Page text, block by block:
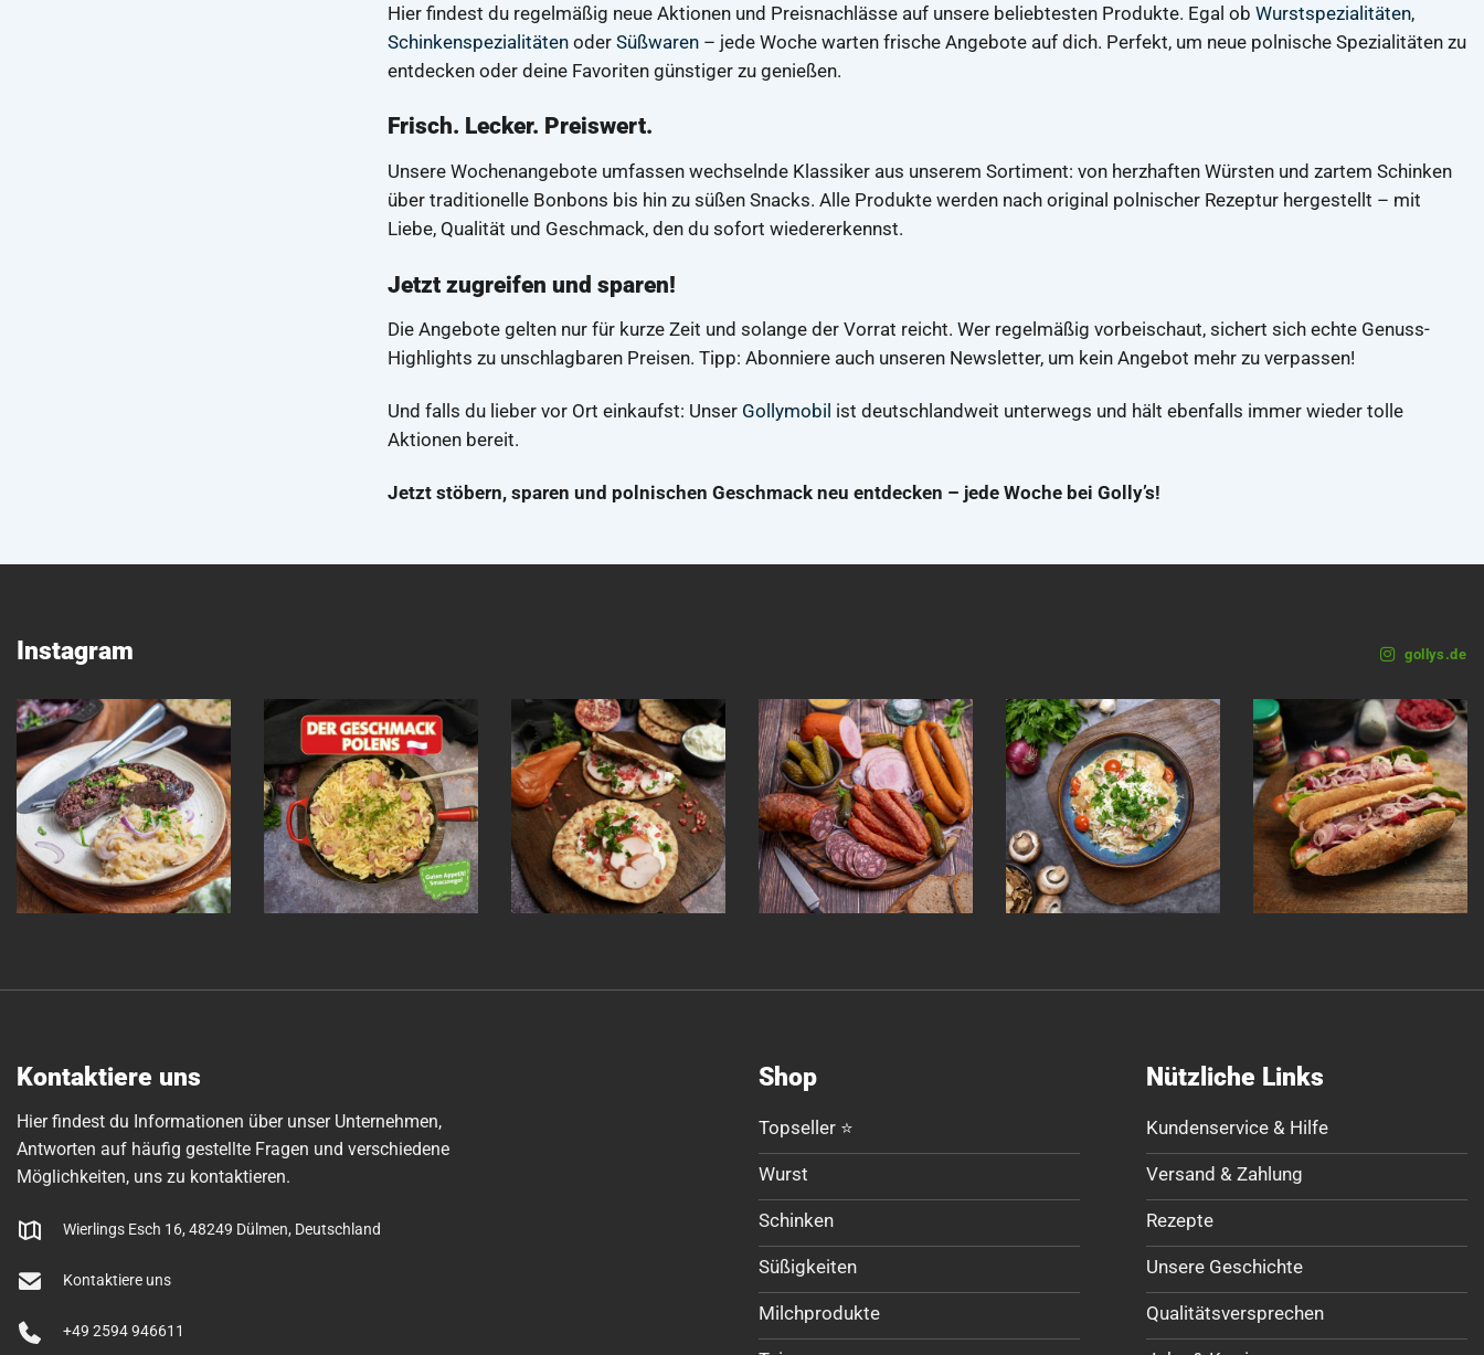
Hier findest du regelmäßig neue Aktionen und Preisnachlässe auf unsere beliebtesten Produkte. Egal ob Wurstspezialitäten,
Schinkenspezialitäten oder Süßwaren – jede Woche warten frische Angebote auf dich. Perfekt, um neue polnische Spezialitäten zu
entdecken oder deine Favoriten günstiger zu genießen.
Frisch. Lecker. Preiswert.
Unsere Wochenangebote umfassen wechselnde Klassiker aus unserem Sortiment: von herzhaften Würsten und zartem Schinken
über traditionelle Bonbons bis hin zu süßen Snacks. Alle Produkte werden nach original polnischer Rezeptur hergestellt – mit
Liebe, Qualität und Geschmack, den du sofort wiedererkennst.
Jetzt zugreifen und sparen!
Die Angebote gelten nur für kurze Zeit und solange der Vorrat reicht. Wer regelmäßig vorbeischaut, sichert sich echte Genuss-
Highlights zu unschlagbaren Preisen. Tipp: Abonniere auch unseren Newsletter, um kein Angebot mehr zu verpassen!
Und falls du lieber vor Ort einkaufst: Unser Gollymobil ist deutschlandweit unterwegs und hält ebenfalls immer wieder tolle
Aktionen bereit.
Jetzt stöbern, sparen und polnischen Geschmack neu entdecken – jede Woche bei Golly’s!
Instagram gollys.de
Kontaktiere uns
Hier findest du Informationen über unser Unternehmen,
Antworten auf häufig gestellte Fragen und verschiedene
Möglichkeiten, uns zu kontaktieren.
Wierlings Esch 16, 48249 Dülmen, Deutschland
Kontaktiere uns
+49 2594 946611
Shop
Topseller ⭐
Wurst
Schinken
Süßigkeiten
Milchprodukte
Nützliche Links
Kundenservice & Hilfe
Versand & Zahlung
Rezepte
Unsere Geschichte
Qualitätsversprechen